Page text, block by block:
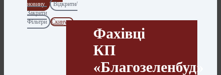
новину
Відкрити/
Закрити
Фільтри
Скинути
Фахівці
КП
«Благозеленбуд»